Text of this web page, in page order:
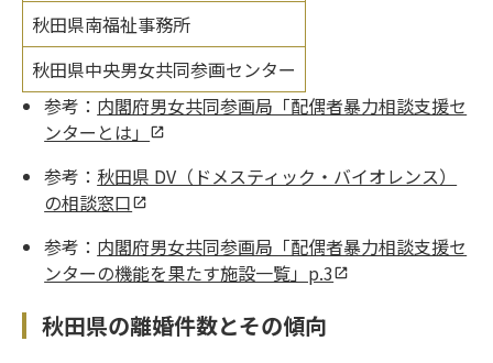
秋田県南福祉事務所
秋田県中央男女共同参画センター
参考： 内閣府男女共同参画局「配偶者暴力相談支援セ
ンターとは」
参考： 秋田県 DV（ドメスティック・バイオレンス）
の相談窓口
参考： 内閣府男女共同参画局「配偶者暴力相談支援セ
ンターの機能を果たす施設一覧」p.3
秋田県の離婚件数とその傾向